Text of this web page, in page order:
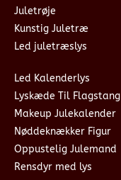
Juletrøje
Kunstig Juletræ
Led juletræslys
Led Kalenderlys
Lyskæde Til Flagstang
Makeup Julekalender
Nøddeknækker Figur
Oppustelig Julemand
Rensdyr med lys